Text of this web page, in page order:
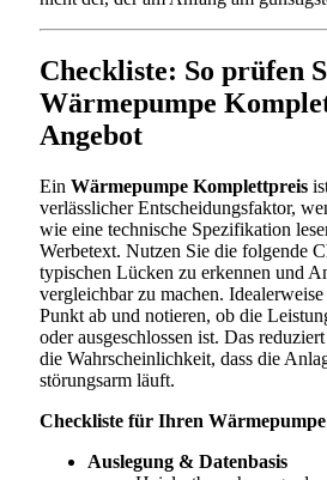
Checkliste: So prüfen
Wärmepumpe
Angebot
Ein Wärmepumpe Komplettpreis
verlässlicher Entscheidungsfaktor,
wie eine technische Spezifikation
Werbetext. Nutzen Sie die folgende
typischen Lücken zu erkennen und
vergleichbar zu machen.
Punkt ab und notieren, ob die
oder ausgeschlossen ist. Das
die Wahrscheinlichkeit, dass die
störungsarm läuft.
Checkliste für Ihren
Auslegung & Datenbasis